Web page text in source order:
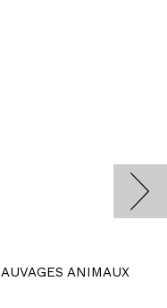
ANIMAUX